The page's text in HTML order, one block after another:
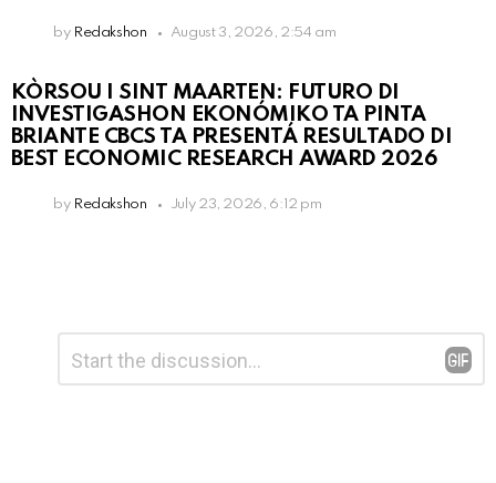
by Redakshon August 3, 2026, 2:54 am
KÒRSOU I SINT MAARTEN: FUTURO DI
INVESTIGASHON EKONÓMIKO TA PINTA
BRIANTE CBCS TA PRESENTÁ RESULTADO DI
BEST ECONOMIC RESEARCH AWARD 2026
by Redakshon July 23, 2026, 6:12 pm
Reply